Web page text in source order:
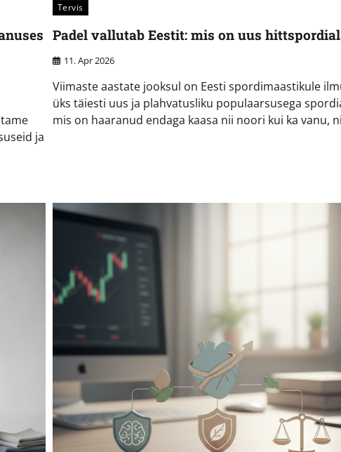
ja
Tervis
Padel vallutab Eestit: mis on uus
11. Apr 2026
Viimaste aastate jooksul on Eesti spordimaastikule
üks täiesti uus ja plahvatusliku populaarsusega
mis on haaranud endaga kaasa nii noori kui ka vanu,